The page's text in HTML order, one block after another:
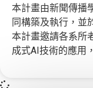
本計畫由新聞傳播
同構築及執行，並
本計畫邀請各系所
成式AI技術的應用